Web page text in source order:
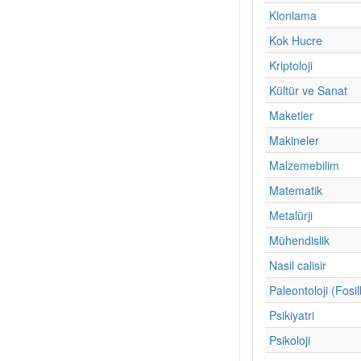
Klonlama
Kok Hucre
Kriptoloji
Kültür ve Sanat
Maketler
Makineler
Malzemebilim
Matematik
Metalürji
Mühendislik
Nasil calisir
Paleontoloji
Psikiyatri
Psikoloji